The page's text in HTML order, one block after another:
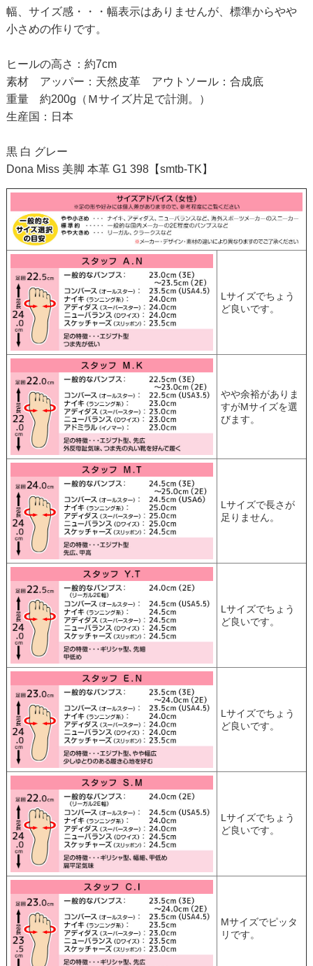
幅、サイズ感・・・幅表示はありませんが、標準からやや
小さめの作りです。
ヒールの高さ：約7cm
素材 アッパー：天然皮革 アウトソール：合成底
重量 約200g（Ｍサイズ片足で計測。）
生産国：日本
黒 白 グレー
Dona Miss 美脚 本革 G1 398【smtb-TK】
Lサイズでちょう
ど良いです。
やや余裕がありま
すがMサイズを選
びます。
Lサイズで長さが
足りません。
Lサイズでちょう
ど良いです。
Lサイズでちょう
ど良いです。
Lサイズでちょう
ど良いです。
Mサイズでピッタ
リです。